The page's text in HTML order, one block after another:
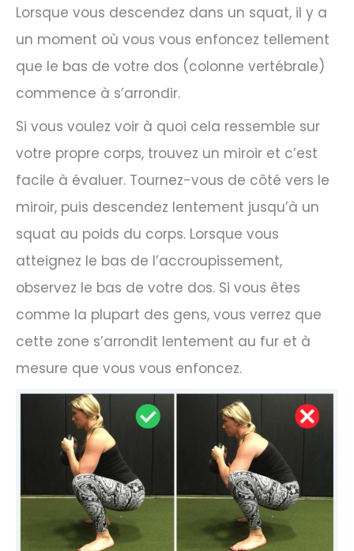
Lorsque vous descendez dans un squat, il y a
un moment où vous vous enfoncez tellement
que le bas de votre dos (colonne vertébrale)
commence à s’arrondir.
Si vous voulez voir à quoi cela ressemble sur
votre propre corps, trouvez un miroir et c’est
facile à évaluer. Tournez-vous de côté vers le
miroir, puis descendez lentement jusqu’à un
squat au poids du corps. Lorsque vous
atteignez le bas de l’accroupissement,
observez le bas de votre dos. Si vous êtes
comme la plupart des gens, vous verrez que
cette zone s’arrondit lentement au fur et à
mesure que vous vous enfoncez.